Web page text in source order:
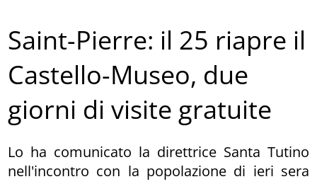
Saint-Pierre: il 25 riapre il
Castello-Museo, due
giorni di visite gratuite
Lo ha comunicato la direttrice Santa Tutino
nell'incontro con la popolazione di ieri sera